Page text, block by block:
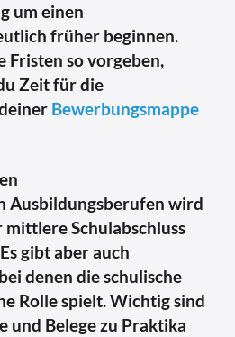
um einen
früher beginnen.
Fristen so vorgeben,
Zeit für die
Bewerbungsmappe
Ausbildungsberufen wird
mittlere Schulabschluss
gibt aber auch
denen die schulische
Rolle spielt. Wichtig sind
und Belege zu Praktika